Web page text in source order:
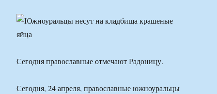
Сегодня православные отмечают Радоницу.
Сегодня, 24 апреля, православные южноуральцы